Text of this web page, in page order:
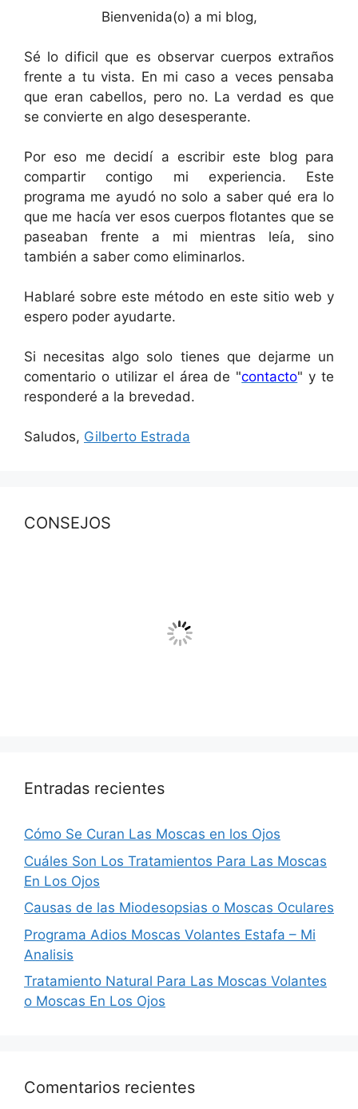
Bienvenida(o) a mi blog,
Sé lo dificil que es observar cuerpos extraños
frente a tu vista. En mi caso a veces pensaba
que eran cabellos, pero no. La verdad es que
se convierte en algo desesperante.
Por eso me decidí a escribir este blog para
compartir contigo mi experiencia. Este
programa me ayudó no solo a saber qué era lo
que me hacía ver esos cuerpos flotantes que se
paseaban frente a mi mientras leía, sino
también a saber como eliminarlos.
Hablaré sobre este método en este sitio web y
espero poder ayudarte.
Si necesitas algo solo tienes que dejarme un
comentario o utilizar el área de "contacto" y te
responderé a la brevedad.
Saludos, Gilberto Estrada
CONSEJOS
Entradas recientes
Cómo Se Curan Las Moscas en los Ojos
Cuáles Son Los Tratamientos Para Las Moscas
En Los Ojos
Causas de las Miodesopsias o Moscas Oculares
Programa Adios Moscas Volantes Estafa – Mi
Analisis
Tratamiento Natural Para Las Moscas Volantes
o Moscas En Los Ojos
Comentarios recientes